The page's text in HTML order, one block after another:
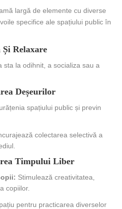
largă de elemente cu diverse
specifice ale spațiului public în
Relaxare
sta la odihnit, a socializa sau a
Deșeurilor
spațiului public și previn
colectarea selectivă a
Timpului Liber
Stimulează creativitatea,
copiilor.
pentru practicarea diverselor